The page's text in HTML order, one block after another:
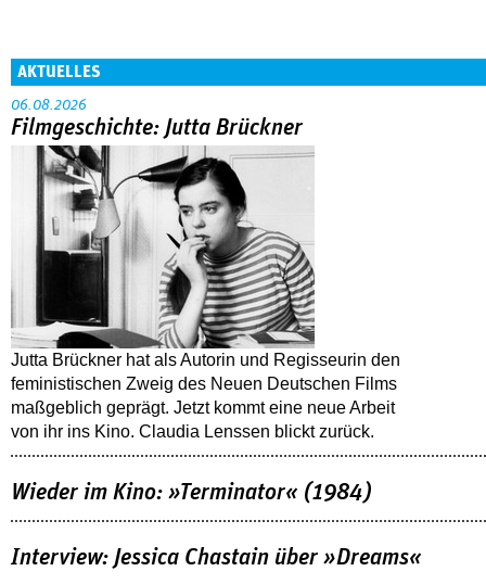
AKTUELLES
06.08.2026
Filmgeschichte: Jutta Brückner
Jutta Brückner hat als Autorin und Regisseurin den
feministischen Zweig des Neuen Deutschen Films
maßgeblich geprägt. Jetzt kommt eine neue Arbeit
von ihr ins Kino. Claudia Lenssen blickt zurück.
Wieder im Kino: »Terminator« (1984)
Interview: Jessica Chastain über »Dreams«